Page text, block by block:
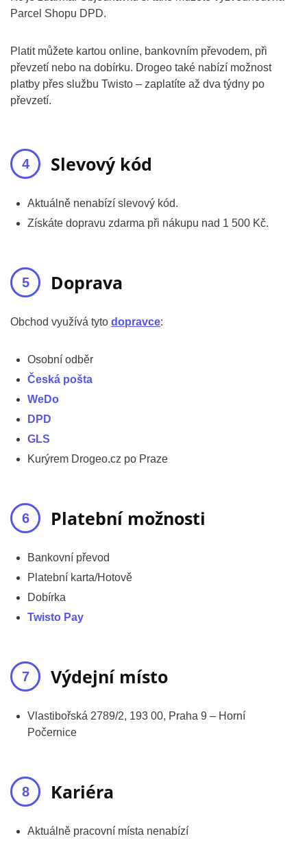
Parcel Shopu DPD.
Platit můžete kartou online, bankovním převodem, při
převzetí nebo na dobírku. Drogeo také nabízí možnost
platby přes službu Twisto – zaplatíte až dva týdny po
převzetí.
Slevový kód
Aktuálně nenabízí slevový kód.
Získáte dopravu zdarma při nákupu nad 1 500 Kč.
Doprava
Obchod využívá tyto dopravce:
Osobní odběr
Česká pošta
WeDo
DPD
GLS
Kurýrem Drogeo.cz po Praze
Platební možnosti
Bankovní převod
Platební karta/Hotově
Dobírka
Twisto Pay
Výdejní místo
Vlastibořská 2789/2, 193 00, Praha 9 – Horní
Počernice
Kariéra
Aktuálně pracovní místa nenabízí